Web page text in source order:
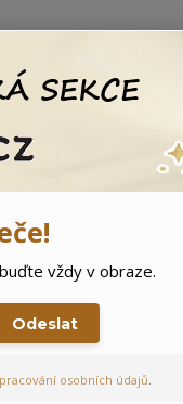
Hledat
🌲 Vítejte ve světě
vždy v obraze.
Odeslat
osobních údajů.